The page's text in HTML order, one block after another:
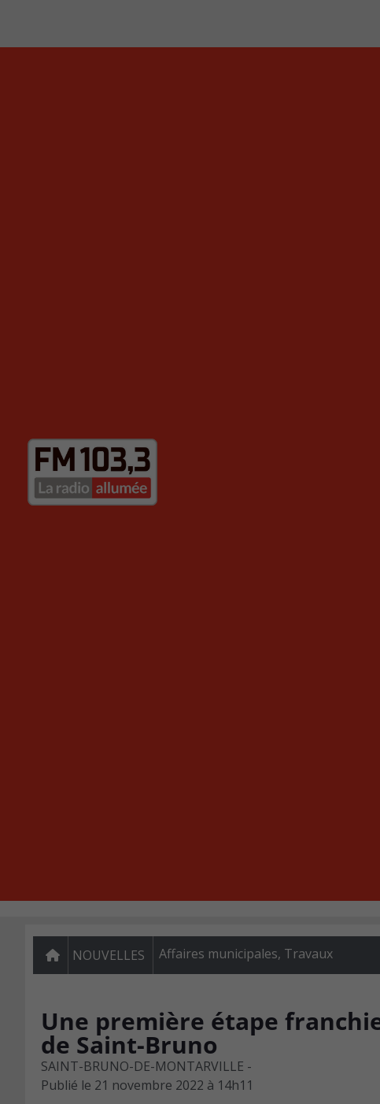
NOUVELLES Affaires municipales, Travaux
Une première étape
de Saint-Bruno
SAINT-BRUNO-DE-MONTARVILLE -
Publié le 21 novembre 2022 à 14h11